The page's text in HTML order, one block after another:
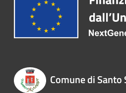
Comune di